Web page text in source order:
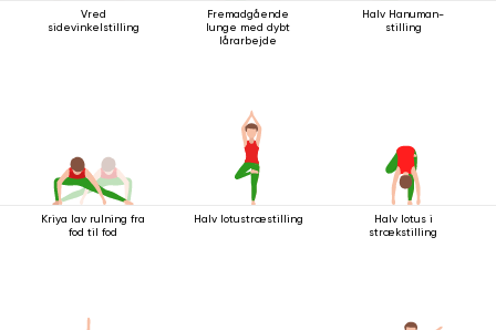
Vred
sidevinkelstilling
Fremadgående
lunge med dybt
lårarbejde
Halv Hanuman-
stilling
Kriya lav rulning fra
fod til fod
Halv lotustræstilling
Halv lotus i
strækstilling